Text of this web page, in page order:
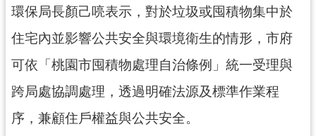
環保局長顏己喨表示，對於垃圾或囤積物集中於
住宅內並影響公共安全與環境衛生的情形，市府
可依「桃園市囤積物處理自治條例」統一受理與
跨局處協調處理，透過明確法源及標準作業程
序，兼顧住戶權益與公共安全。